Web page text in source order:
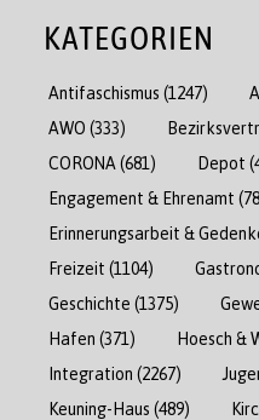
KATEGORIEN
Antifaschismus (1247)
AWO (333)
CORONA (681) Depot
Engagement & Ehrenamt
Erinnerungsarbeit &
Freizeit (1104)
Geschichte (1375)
Hafen (371) Hoesch &
Integration (2267)
Keuning-Haus (489)